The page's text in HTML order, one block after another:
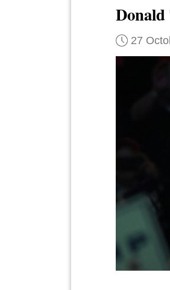
27